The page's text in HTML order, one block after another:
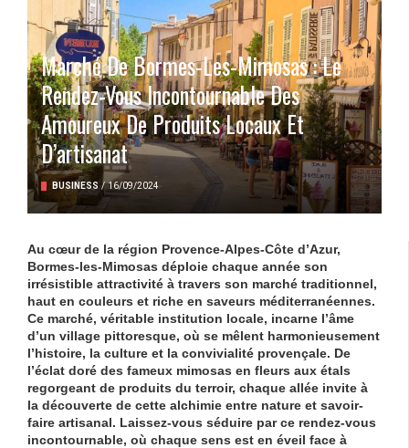
Marché De Bormes-Les-Mimosas : Le
Rendez-Vous Incontournable Des
Amoureux De Produits Locaux Et
D’artisanat
BUSINESS / 16/09/2024
Au cœur de la région Provence-Alpes-Côte d’Azur,
Bormes-les-Mimosas déploie chaque année son
irrésistible attractivité à travers son marché traditionnel,
haut en couleurs et riche en saveurs méditerranéennes.
Ce marché, véritable institution locale, incarne l’âme
d’un village pittoresque, où se mêlent harmonieusement
l’histoire, la culture et la convivialité provençale. De
l’éclat doré des fameux mimosas en fleurs aux étals
regorgeant de produits du terroir, chaque allée invite à
la découverte de cette alchimie entre nature et savoir-
faire artisanal. Laissez-vous séduire par ce rendez-vous
incontournable, où chaque sens est en éveil face à